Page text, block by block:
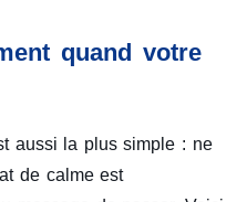
quand votre
aussi la plus simple : ne
de calme est